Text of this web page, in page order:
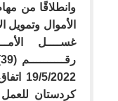
وانطلاقًا من
الأموال وتمويل
غســــل
19/5/
كردستان